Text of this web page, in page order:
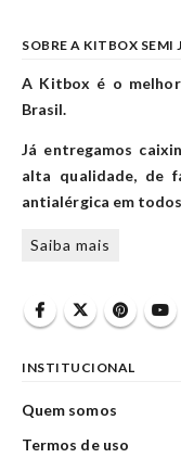
SOBRE A KITBOX SEMI
A Kitbox é o
Brasil.
Já entregamos
alta qualidade, de
antialérgica em
Saiba mais
INSTITUCIONAL
Quem somos
Termos de uso